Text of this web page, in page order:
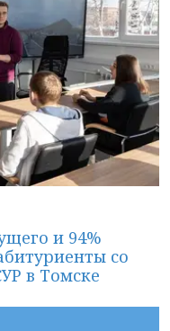
и 94%
со
в Томске